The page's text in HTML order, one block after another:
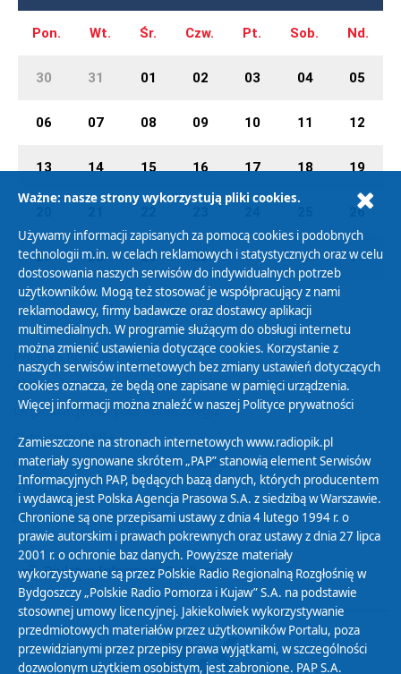
Pon. Wt. Śr. Czw. Pt. Sob. Nd.
30 31 01 02 03 04 05
06 07 08 09 10 11 12
13 14 15 16 17 18 19
26
27 28 29 30 01 02 03
Polityka Prywatności
Zasady korzystania z Serwisu
Organizacje Pożytku Publicznego
Cyfryzacja DAB+
Polityka ochrony danych osobowych
Abonament
Zamówienia publiczne
Biuletyn Informacji Publicznej
Ważne: nasze strony wykorzystują pliki cookies.
Używamy informacji zapisanych za pomocą cookies i podobnych
technologii m.in. w celach reklamowych i statystycznych oraz w celu
dostosowania naszych serwisów do indywidualnych potrzeb
użytkowników. Mogą też stosować je współpracujący z nami
reklamodawcy, firmy badawcze oraz dostawcy aplikacji
multimedialnych. W programie służącym do obsługi internetu
można zmienić ustawienia dotyczące cookies. Korzystanie z
naszych serwisów internetowych bez zmiany ustawień dotyczących
cookies oznacza, że będą one zapisane w pamięci urządzenia.
Więcej informacji można znaleźć w naszej Polityce prywatności
Zamieszczone na stronach internetowych www.radiopik.pl
materiały sygnowane skrótem „PAP” stanowią element Serwisów
Informacyjnych PAP, będących bazą danych, których producentem
i wydawcą jest Polska Agencja Prasowa S.A. z siedzibą w Warszawie.
Chronione są one przepisami ustawy z dnia 4 lutego 1994 r. o
prawie autorskim i prawach pokrewnych oraz ustawy z dnia 27 lipca
2001 r. o ochronie baz danych. Powyższe materiały
wykorzystywane są przez Polskie Radio Regionalną Rozgłośnię w
Bydgoszczy „Polskie Radio Pomorza i Kujaw” S.A. na podstawie
stosownej umowy licencyjnej. Jakiekolwiek wykorzystywanie
przedmiotowych materiałów przez użytkowników Portalu, poza
przewidzianymi przez przepisy prawa wyjątkami, w szczególności
dozwolonym użytkiem osobistym, jest zabronione. PAP S.A.